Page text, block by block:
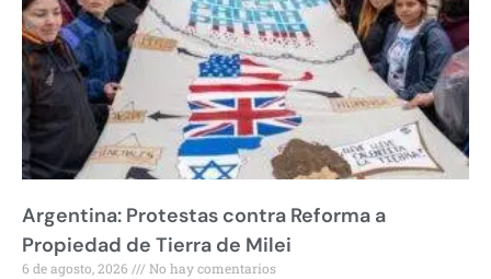
Argentina: Protestas contra Reforma a
Propiedad de Tierra de Milei
6 de agosto, 2026 No hay comentarios